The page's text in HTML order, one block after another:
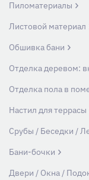
Пиломатериалы
Листовой материал
Обшивка бани
Отделка деревом:
Отделка пола в
Настил для террасы
Срубы / Беседки /
Бани-бочки
Двери / Окна /